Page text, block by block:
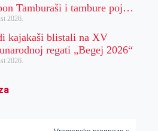
Tamburaši i tambure poj…
2026.
kajakaši blistali na XV
regati „Begej 2026“
2026.